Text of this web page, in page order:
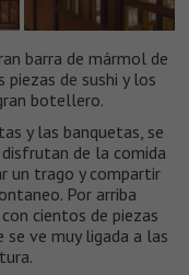
barra de mármol de
piezas de sushi y los
botellero.
y las banquetas, se
de la comida
un trago y compartir
Por arriba
cientos de piezas
se ve muy ligada a las